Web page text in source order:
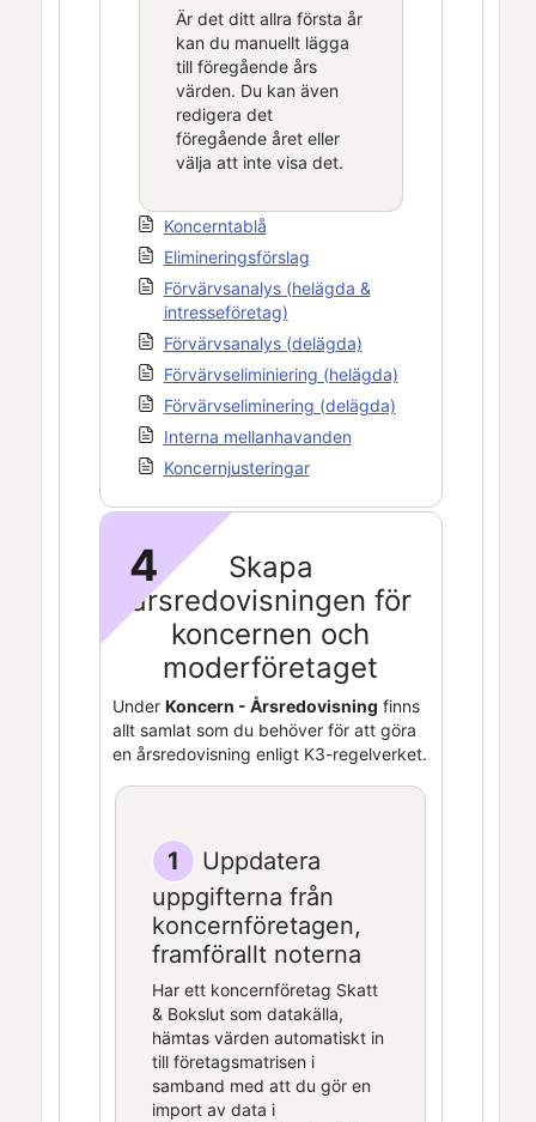
Är det ditt allra första år
kan du manuellt lägga
till föregående års
värden. Du kan även
redigera det
föregående året eller
välja att inte visa det.
Koncerntablå
Elimineringsförslag
Förvärvsanalys (helägda &
intresseföretag)
Förvärvsanalys (delägda)
Förvärvseliminiering (helägda)
Förvärvseliminering (delägda)
Interna mellanhavanden
Koncernjusteringar
4
Skapa
årsredovisningen för
koncernen och
moderföretaget
Under Koncern - Årsredovisning finns
allt samlat som du behöver för att göra
en årsredovisning enligt K3-regelverket.
1
Uppdatera
uppgifterna från
koncernföretagen,
framförallt noterna
Har ett koncernföretag Skatt
& Bokslut som datakälla,
hämtas värden automatiskt in
till företagsmatrisen i
samband med att du gör en
import av data i